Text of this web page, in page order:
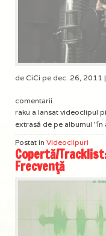
de CiCi pe dec. 26, 2011 |
comentarii
raku a lansat videoclipul
extrasă de pe albumul "În
Postat in Videoclipuri
Copertă/
Frecvenţă